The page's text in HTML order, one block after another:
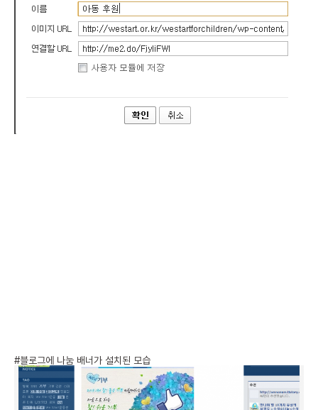
#블로그에 나눔 배너가 설치된 모습